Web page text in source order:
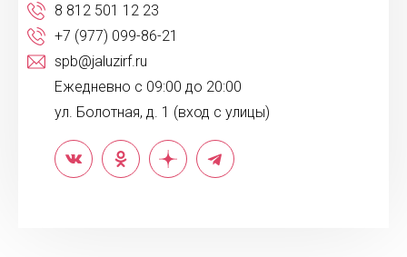
8 812 501 12 23
+7 (977) 099-86-21
spb@jaluzirf.ru
Ежедневно с 09:00 до 20:00
ул. Болотная, д. 1 (вход с улицы)